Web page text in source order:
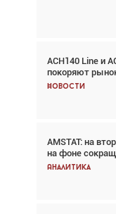
ACH140 Line и
покоряют
Новости
AMSTAT: на
на фоне
Аналитика
Авиационный
говорит сама
Новости
В городах
хотя общий
Аналитика